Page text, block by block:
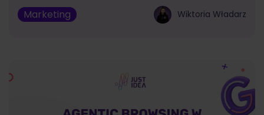
Marketing Wiktoria Władarz